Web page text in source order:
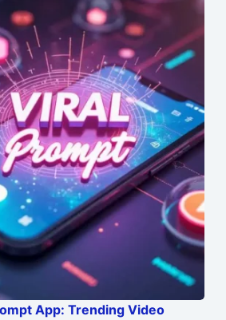
App: Trending Video